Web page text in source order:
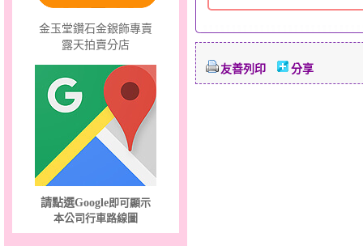
愛滿了～金鋼女手鍊
金玉堂鑽石金銀飾專賣
露天拍賣分店
請點選Google即可顯示
本公司行車路線圖
友善列印 分享